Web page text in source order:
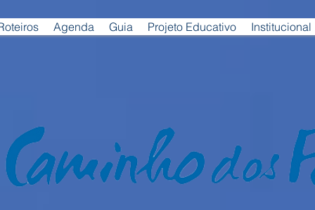
Agenda Guia Projeto Educativo Institucional